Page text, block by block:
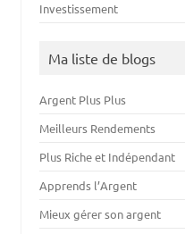
Investissement
Ma liste de blogs
Argent Plus Plus
Meilleurs Rendements
Plus Riche et Indépendant
Apprends l’Argent
Mieux gérer son argent